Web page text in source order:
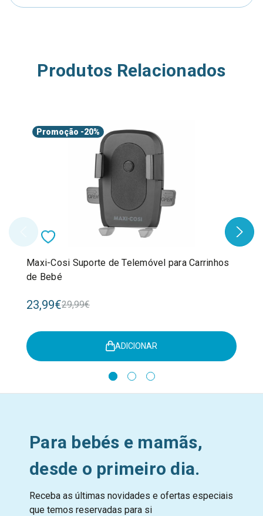
Produtos Relacionados
Promoção -20%
Maxi-Cosi Suporte de Telemóvel para Carrinhos
de Bebé
23,99€29,99€
ADICIONAR
Para bebés e mamãs,
desde o primeiro dia.
Receba as últimas novidades e ofertas especiais
que temos reservadas para si